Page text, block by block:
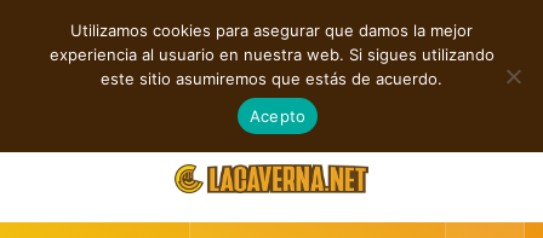
TENDENCIAS
Cuatro canciones sobre libertad, desamor y transformación
agosto 6, 2026
Utilizamos cookies para asegurar que damos la mejor
experiencia al usuario en nuestra web. Si sigues utilizando
este sitio asumiremos que estás de acuerdo.
Acepto